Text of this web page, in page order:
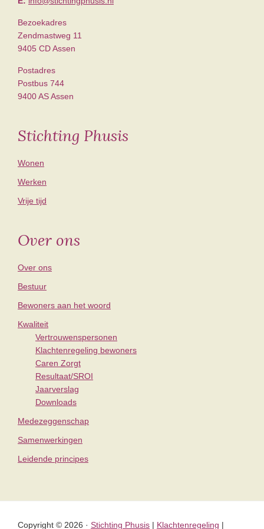
Bezoekadres
Zendmastweg 11
9405 CD Assen
Postadres
Postbus 744
9400 AS Assen
Stichting Phusis
Wonen
Werken
Vrije tijd
Over ons
Over ons
Bestuur
Bewoners aan het woord
Kwaliteit
Vertrouwenspersonen
Klachtenregeling bewoners
Caren Zorgt
Resultaat/SROI
Jaarverslag
Downloads
Medezeggenschap
Samenwerkingen
Leidende principes
Copyright © 2026 · Stichting Phusis | Klachtenregeling |